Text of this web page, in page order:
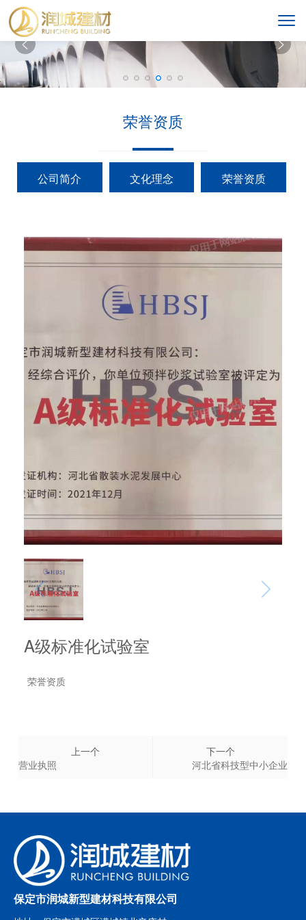
 
荣誉资质
公司简介 文化理念 荣誉资质
A级标准化试验室
荣誉资质
上一个
营业执照
下一个
河北省科技型中小企业
保定市润城新型建材科技有限公司